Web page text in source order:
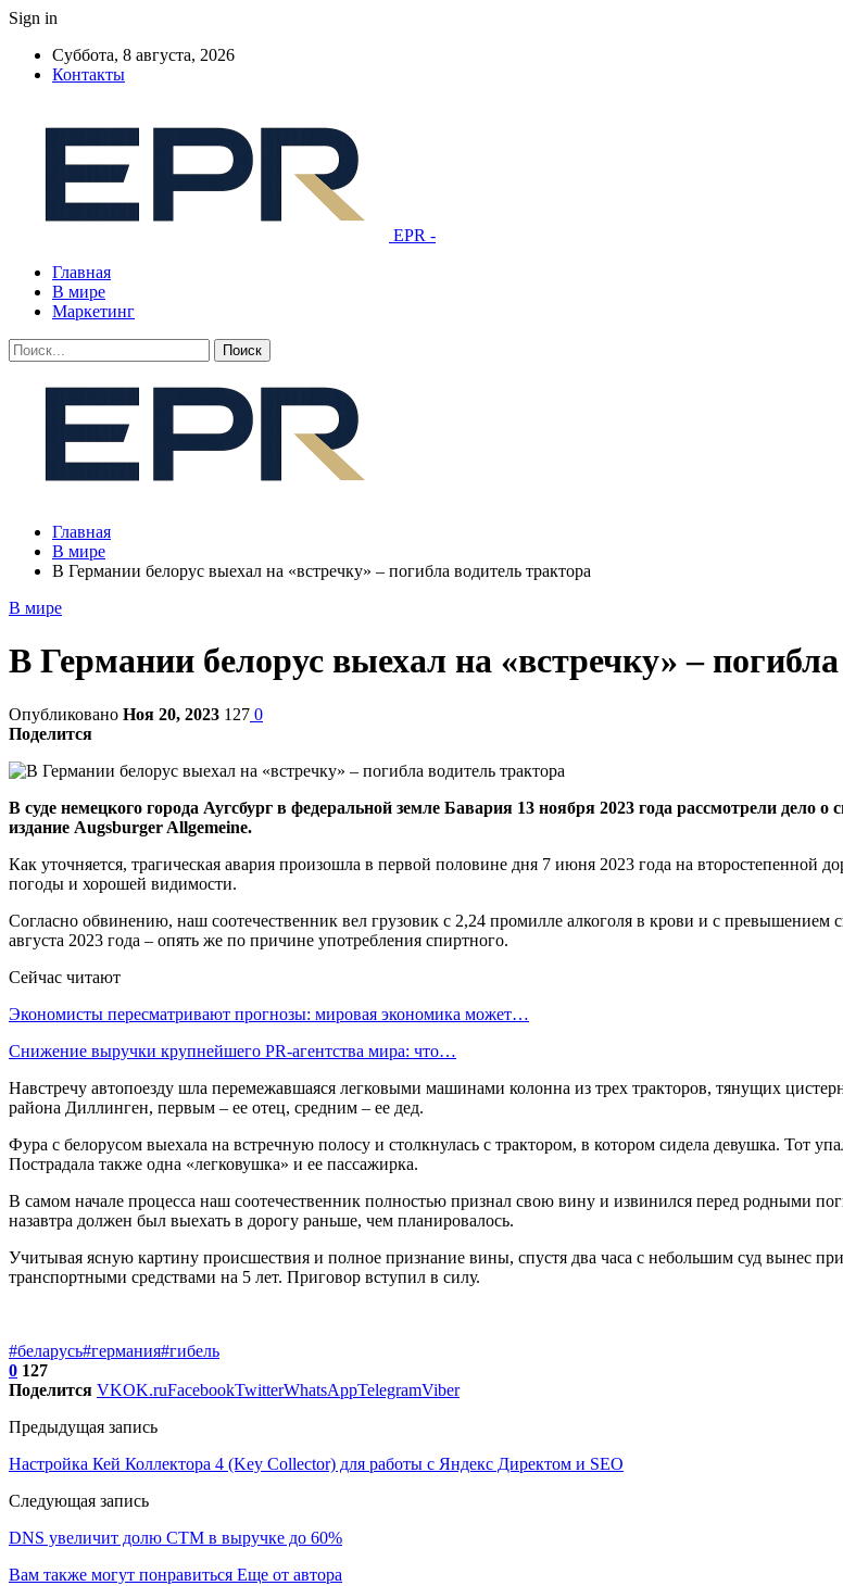
Sign in
Суббота, 8 августа, 2026
Контакты
EPR -
Главная
В мире
Маркетинг
Главная
В мире
В Германии белорус выехал на «встречку» – погибла водитель трактора
В мире
В Германии белорус выехал на «встречку» –
Опубликовано Ноя 20, 2023 127 0
Поделится
В суде немецкого города Аугсбург в федеральной земле Бавария 13 ноября 2023 года рассмотрели
издание Augsburger Allgemeine.
Как уточняется, трагическая авария произошла в первой половине дня 7 июня 2023 года на
погоды и хорошей видимости.
Согласно обвинению, наш соотечественник вел грузовик с 2,24 промилле алкоголя в крови и с
августа 2023 года – опять же по причине употребления спиртного.
Сейчас читают
Экономисты пересматривают прогнозы: мировая экономика может…
Снижение выручки крупнейшего PR-агентства мира: что…
Навстречу автопоезду шла перемежавшаяся легковыми машинами колонна из трех тракторов, тянущих
района Диллинген, первым – ее отец, средним – ее дед.
Фура с белорусом выехала на встречную полосу и столкнулась с трактором, в котором сидела девушка. Тот
Пострадала также одна «легковушка» и ее пассажирка.
В самом начале процесса наш соотечественник полностью признал свою вину и извинился перед родными
назавтра должен был выехать в дорогу раньше, чем планировалось.
Учитывая ясную картину происшествия и полное признание вины, спустя два часа с небольшим суд вынес
транспортными средствами на 5 лет. Приговор вступил в силу.
#беларусь#германия#гибель
0 127
Поделится VKOK.ruFacebookTwitterWhatsAppTelegramViber
Предыдущая запись
Настройка Кей Коллектора 4 (Key Collector) для работы с Яндекс Директом и SEO
Следующая запись
DNS увеличит долю СТМ в выручке до 60%
Вам также могут понравиться Еще от автора